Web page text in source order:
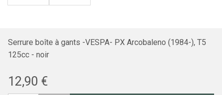
Serrure boîte à gants -VESPA- PX Arcobaleno (1984-), T5
125cc - noir
12,90 €